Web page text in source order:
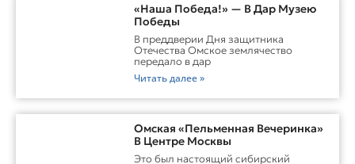
«Наша Победа!» — В Дар Музею
Победы
В преддверии Дня защитника
Отечества Омское землячество
передало в дар
Читать далее »
Омская «Пельменная Вечеринка»
В Центре Москвы
Это был настоящий сибирский